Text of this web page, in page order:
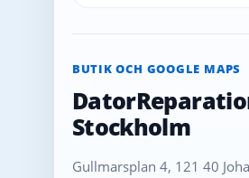
BUTIK OCH GOOGLE MAPS
Stockholm
Gullmarsplan 4, 121 40